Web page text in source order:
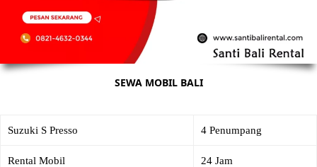
SEWA MOBIL BALI
Suzuki S Presso 4 Penumpang
Rental Mobil 24 Jam